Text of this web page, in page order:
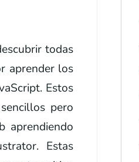
todas
aprender los
Estos
pero
aprendiendo
Estas